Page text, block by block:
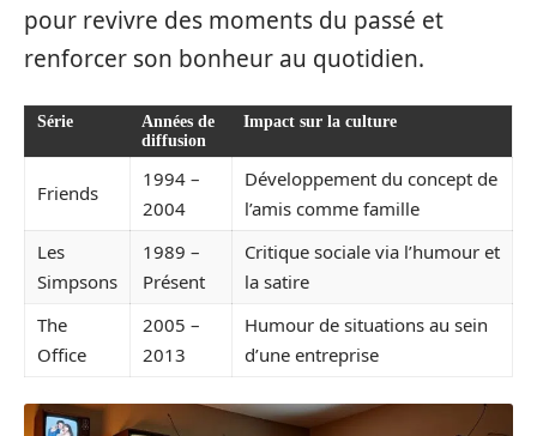
pour revivre des moments du passé et
renforcer son bonheur au quotidien.
Série
Années de
diffusion
Impact sur la culture
Friends
1994 –
2004
Développement du concept de
l’amis comme famille
Les
Simpsons
1989 –
Présent
Critique sociale via l’humour et
la satire
The
Office
2005 –
2013
Humour de situations au sein
d’une entreprise